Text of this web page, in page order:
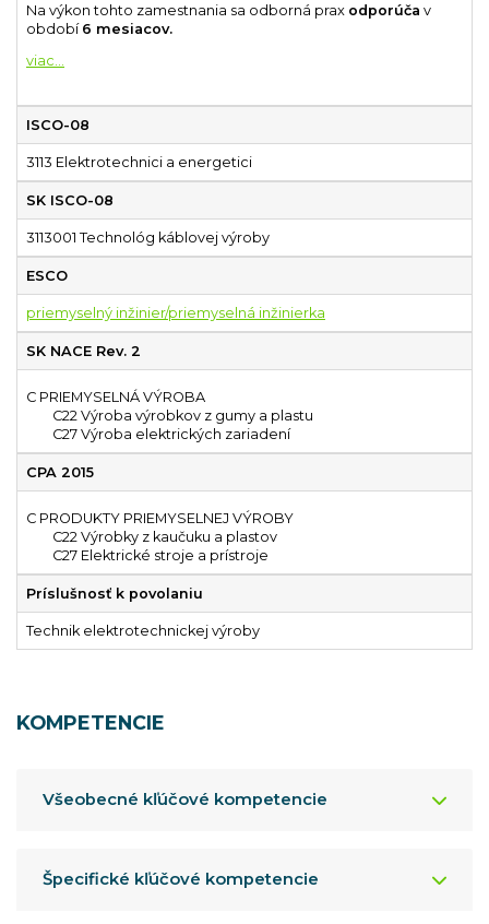
Na výkon tohto zamestnania sa odborná prax odporúča v
období 6 mesiacov.
...
ISCO-08
3113 Elektrotechnici a energetici
SK ISCO-08
3113001 Technológ káblovej výroby
ESCO
priemyselný inžinier/priemyselná inžinierka
SK NACE Rev. 2
C PRIEMYSELNÁ VÝROBA
C22 Výroba výrobkov z gumy a plastu
C27 Výroba elektrických zariadení
CPA 2015
C PRODUKTY PRIEMYSELNEJ VÝROBY
C22 Výrobky z kaučuku a plastov
C27 Elektrické stroje a prístroje
Príslušnosť k povolaniu
Technik elektrotechnickej výroby
KOMPETENCIE
Všeobecné kľúčové kompetencie
Špecifické kľúčové kompetencie